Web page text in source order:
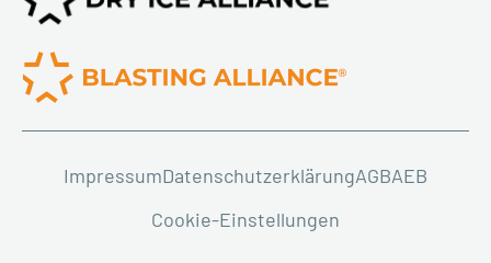
ImpressumDatenschutzerklärungAGBAEB
Cookie-Einstellungen